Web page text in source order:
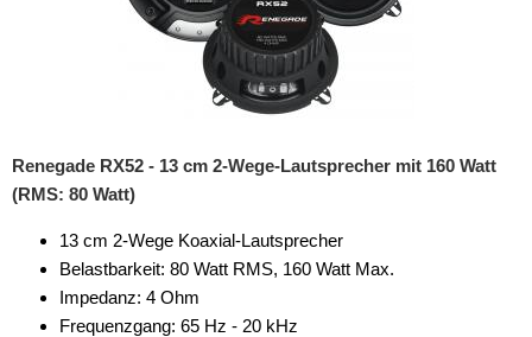
Renegade RX52 - 13 cm 2-Wege-Lautsprecher mit 160 Watt
(RMS: 80 Watt)
13 cm 2-Wege Koaxial-Lautsprecher
Belastbarkeit: 80 Watt RMS, 160 Watt Max.
Impedanz: 4 Ohm
Frequenzgang: 65 Hz - 20 kHz